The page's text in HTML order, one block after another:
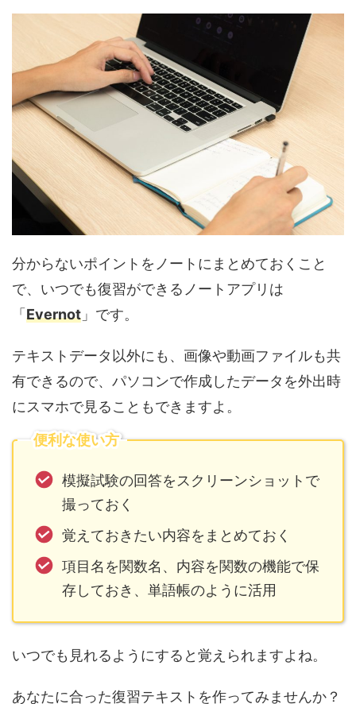
分からないポイントをノートにまとめておくこと
で、いつでも復習ができるノートアプリは
「 Evernot 」です。
テキストデータ以外にも、画像や動画ファイルも共
有できるので、パソコンで作成したデータを外出時
にスマホで見ることもできますよ。
便利な使い方
模擬試験の回答をスクリーンショットで
撮っておく
覚えておきたい内容をまとめておく
項目名を関数名、内容を関数の機能で保
存しておき、単語帳のように活用
いつでも見れるようにすると覚えられますよね。
あなたに合った復習テキストを作ってみませんか？